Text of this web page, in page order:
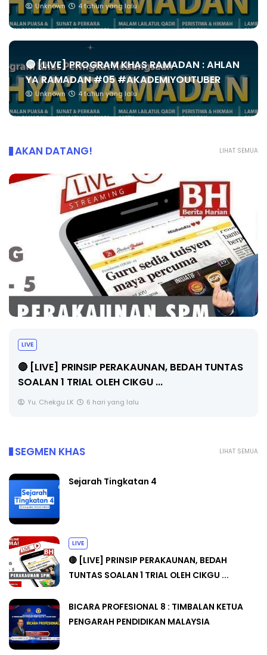
Unknown 4 tahun yang lalu
🔴 [LIVE] PROGRAM KHAS RAMADAN : AHLAN
YA RAMADAN #05 #AKADEMIYOUTUBER
Unknown 4 tahun yang lalu
LIHAT SEMUA
AKAN DATANG!
LIVE
🔴 [LIVE] PRINSIP PERAKAUNAN, BEDAH TUNTAS
SOALAN 1 TRIAL OLEH CIKGU ...
Yu. Chekgu LK 6 hari yang lalu
LIHAT SEMUA
SEGMEN KHAS
Sejarah Tingkatan 4
LIVE
🔴 [LIVE] PRINSIP PERAKAUNAN, BEDAH
TUNTAS SOALAN 1 TRIAL OLEH CIKGU ...
BICARA PROFESIONAL 8 : TIMBALAN KETUA
PENGARAH PENDIDIKAN MALAYSIA